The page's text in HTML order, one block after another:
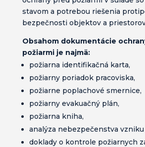
stavom a potrebou riešenia
bezpečnosti objektov a
Obsahom dokumentácie
požiarmi je najmä:
požiarna identifikačná karta,
požiarny poriadok pracoviska,
požiarne poplachové smernice,
požiarny evakuačný plán,
požiarna kniha,
analýza nebezpečenstva vzniku
doklady o kontrole požiarnych